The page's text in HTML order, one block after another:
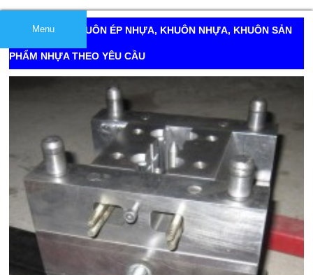
Menu
GIA CÔNG KHUÔN ÉP NHỰA, KHUÔN NHỰA, KHUÔN SẢN
PHẨM NHỰA THEO YÊU CẦU